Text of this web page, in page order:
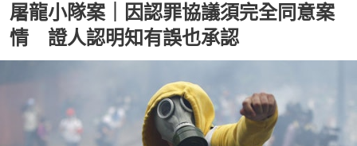
屠龍小隊案｜因認罪協議須完全同意案
情 證人認明知有誤也承認